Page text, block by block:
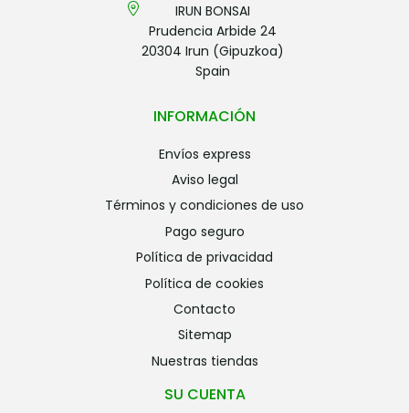
IRUN BONSAI
Prudencia Arbide 24
20304 Irun (Gipuzkoa)
Spain
INFORMACIÓN
envíos express
aviso legal
términos y condiciones de uso
pago seguro
política de privacidad
política de cookies
contacto
sitemap
nuestras tiendas
SU CUENTA